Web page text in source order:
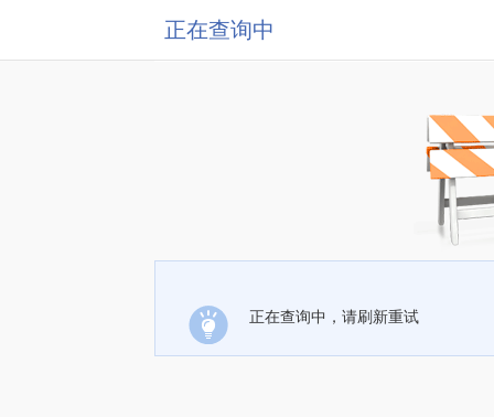
正在查询中
正在查询中，请刷新重试